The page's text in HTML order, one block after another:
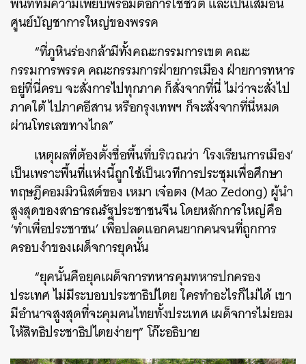
ศูนย์บัญชาการใหญ่ของพรรค
“ที่ภูหินร่องกล้ามีทั้งคณะกรรมการเขต คณะ
กรรมการพรรค คณะกรรมการฝ่ายการเมือง ฝ่ายการทหาร
อยู่ที่นี่ครบ จะสั่งการไปทุกภาค ก็สั่งจากที่นี่ ไม่ว่าจะสั่งไป
ภาคใต้ ไปภาคอีสาน หรือกรุงเทพฯ ก็จะสั่งจากที่นี่หมด
ผ่านโทรเลขทางไกล”
เหตุผลที่ต้องตั้งชื่อพื้นที่บริเวณว่า ‘โรงเรียนการเมือง’
เป็นเพราะพื้นที่แห่งนี้ถูกใช้เป็นเวทีการประชุมเพื่อศึกษา
ทฤษฎีคอมมิวนิสต์ของ เหมา เจ๋อตง (Mao Zedong) ผู้นำ
สูงสุดของสาธารณรัฐประชาชนจีน โดยหลักการใหญ่คือ
‘ทำเพื่อประชาชน’ เพื่อปลดแอกคนยากคนจนที่ถูกการ
ครอบงําของเผด็จการยุคนั้น
“ยุคนั้นคือยุคเผด็จการทหารคุมทหารปกครอง
ประเทศ ไม่มีระบอบประชาธิปไตย ใครทําอะไรก็ไม่ได้ เขา
มีอํานาจสูงสุดที่จะคุมคนไทยทั้งประเทศ เผด็จการไม่ยอม
ให้สิทธิประชาธิปไตยง่ายๆ” โก๊ะอธิบาย